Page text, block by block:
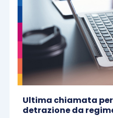
Ultima chiamata
detrazione da